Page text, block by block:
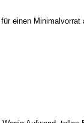
einen Minimalvorrat